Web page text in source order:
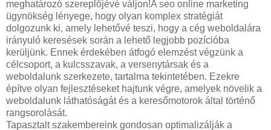
meghatározó szereplőjévé váljon!A seo online marketing
ügynökség lényege, hogy olyan komplex stratégiát
dolgozunk ki, amely lehetővé teszi, hogy a cég weboldalára
irányuló keresések során a lehető legjobb pozícióba
kerüljünk. Ennek érdekében átfogó elemzést végzünk a
célcsoport, a kulcsszavak, a versenytársak és a
weboldalunk szerkezete, tartalma tekintetében. Ezekre
építve olyan fejlesztéseket hajtunk végre, amelyek növelik a
weboldalunk láthatóságát és a keresőmotorok által történő
rangsorolását.
Tapasztalt szakembereink gondosan optimalizálják a